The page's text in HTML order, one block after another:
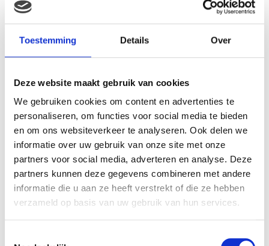
Toestemming Details Over
Deze website maakt gebruik van cookies
We gebruiken cookies om content en advertenties te
personaliseren, om functies voor social media te bieden
en om ons websiteverkeer te analyseren. Ook delen we
informatie over uw gebruik van onze site met onze
partners voor social media, adverteren en analyse. Deze
partners kunnen deze gegevens combineren met andere
informatie die u aan ze heeft verstrekt of die ze hebben
verzameld op basis van uw gebruik van hun services.
MAMA THIRZA VLOG: HET IS
FEEST, WANT REBEL IS JARIG!
MAMA THIRZA VLOG: OP
VAKANTIE & TWEE ZIEKE
KINDEREN
MAMA CARMEN VLOG:
SCHOLEN ZIJN WEER
BEGONNEN & TANDEN BLEKEN